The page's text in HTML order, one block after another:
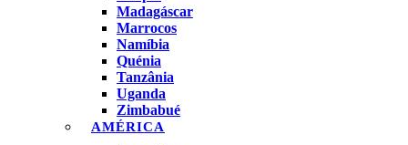
Madagáscar
Marrocos
Namíbia
Quénia
Tanzânia
Uganda
Zimbabué
AMÉRICA